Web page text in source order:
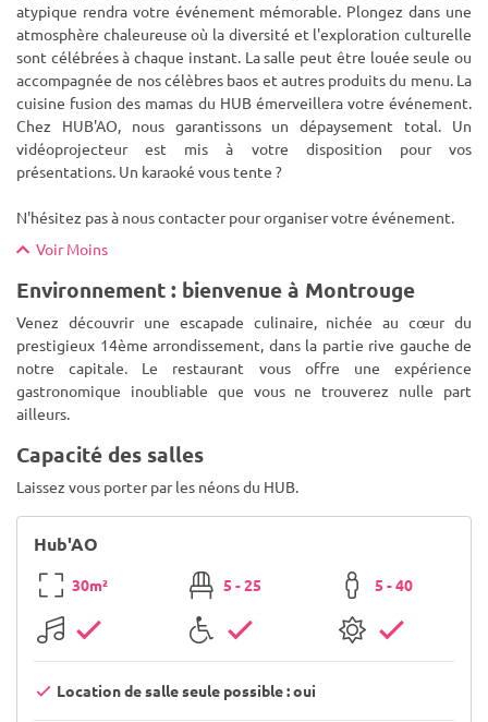
atypique rendra votre événement mémorable. Plongez dans une
atmosphère chaleureuse où la diversité et l'exploration culturelle
sont célébrées à chaque instant. La salle peut être louée seule ou
accompagnée de nos célèbres baos et autres produits du menu. La
cuisine fusion des mamas du HUB émerveillera votre événement.
Chez HUB'AO, nous garantissons un dépaysement total. Un
vidéoprojecteur est mis à votre disposition pour vos
présentations. Un karaoké vous tente ?
N'hésitez pas à nous contacter pour organiser votre événement.
Voir Moins
Environnement : bienvenue à Montrouge
Venez découvrir une escapade culinaire, nichée au cœur du
prestigieux 14ème arrondissement, dans la partie rive gauche de
notre capitale. Le restaurant vous offre une expérience
gastronomique inoubliable que vous ne trouverez nulle part
ailleurs.
Capacité des salles
Laissez vous porter par les néons du HUB.
Hub'AO
30m² 5 - 25 5 - 40
Location de salle seule possible : oui